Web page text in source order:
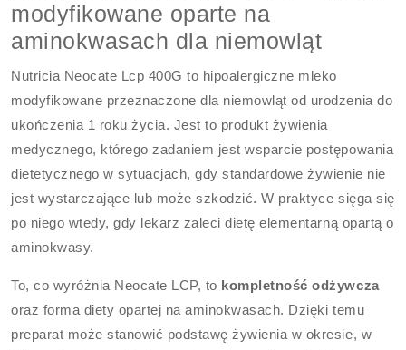
modyfikowane oparte na
aminokwasach dla niemowląt
Nutricia Neocate Lcp 400G to hipoalergiczne mleko
modyfikowane przeznaczone dla niemowląt od urodzenia do
ukończenia 1 roku życia. Jest to produkt żywienia
medycznego, którego zadaniem jest wsparcie postępowania
dietetycznego w sytuacjach, gdy standardowe żywienie nie
jest wystarczające lub może szkodzić. W praktyce sięga się
po niego wtedy, gdy lekarz zaleci dietę elementarną opartą o
aminokwasy.
To, co wyróżnia Neocate LCP, to kompletność odżywcza
oraz forma diety opartej na aminokwasach. Dzięki temu
preparat może stanowić podstawę żywienia w okresie, w